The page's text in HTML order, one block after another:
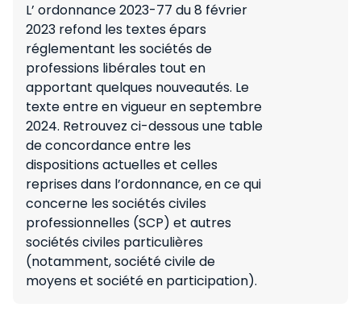
L’ ordonnance 2023-77 du 8 février
2023 refond les textes épars
réglementant les sociétés de
professions libérales tout en
apportant quelques nouveautés. Le
texte entre en vigueur en septembre
2024. Retrouvez ci-dessous une table
de concordance entre les
dispositions actuelles et celles
reprises dans l’ordonnance, en ce qui
concerne les sociétés civiles
professionnelles (SCP) et autres
sociétés civiles particulières
(notamment, société civile de
moyens et société en participation).